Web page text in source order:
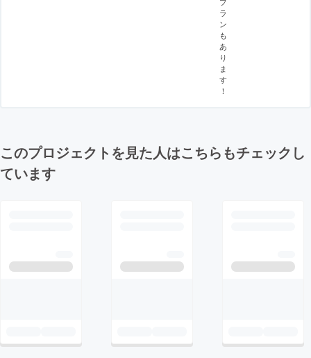
ラ
ン
も
あ
り
ま
す
！
このプロジェクトを見た人はこちらもチェックし
ています